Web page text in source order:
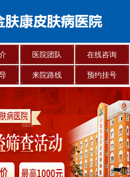
医院团队 在线咨询
来院路线 预约挂号